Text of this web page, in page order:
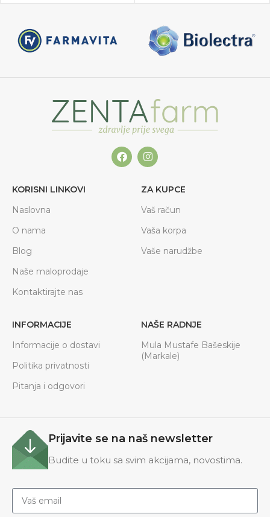
KORISNI LINKOVI
Naslovna
O nama
Blog
Naše maloprodaje
Kontaktirajte nas
ZA KUPCE
Vaš račun
Vaša korpa
Vaše narudžbe
INFORMACIJE
Informacije o dostavi
Politika privatnosti
Pitanja i odgovori
NAŠE RADNJE
Mula Mustafe Bašeskije
(Markale)
Prijavite se na naš newsletter
Budite u toku sa svim akcijama, novostima.